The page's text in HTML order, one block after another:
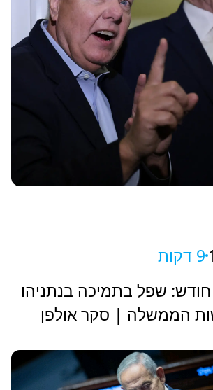
9 דקות
שפל בתמיכה בנתניהו
הממשלה | סקר אולפן